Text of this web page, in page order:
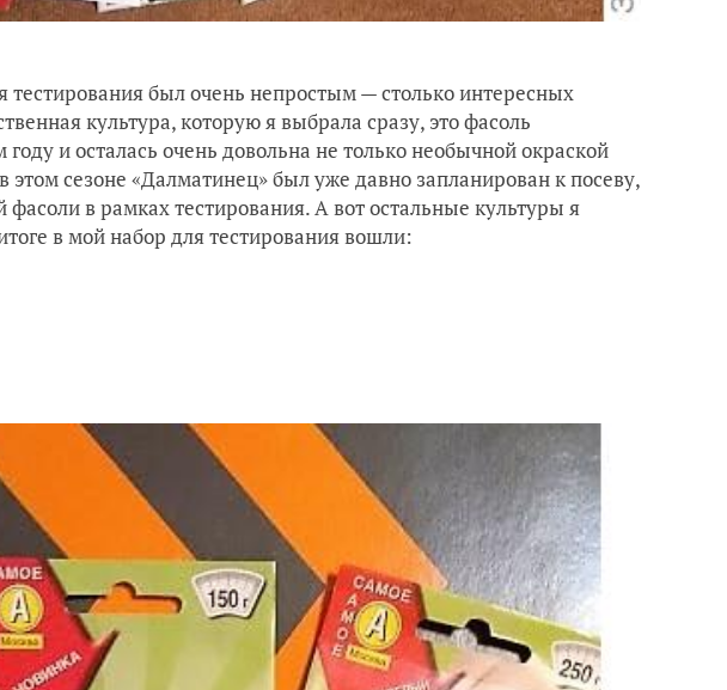
был очень непростым — столько интересных
культура, которую я выбрала сразу, это фасоль
и осталась очень довольна не только необычной окраской
сезоне «Далматинец» был уже давно запланирован к посеву,
в рамках тестирования. А вот остальные культуры я
в мой набор для тестирования вошли: